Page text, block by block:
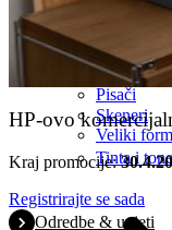
Prijenosna
Stolna
Pisači
Skeneri
Veliki
Tinta i
Promotions
HP-ovo
Kraj promocije:
Registrirajte se sada
Odredbe & uvjeti